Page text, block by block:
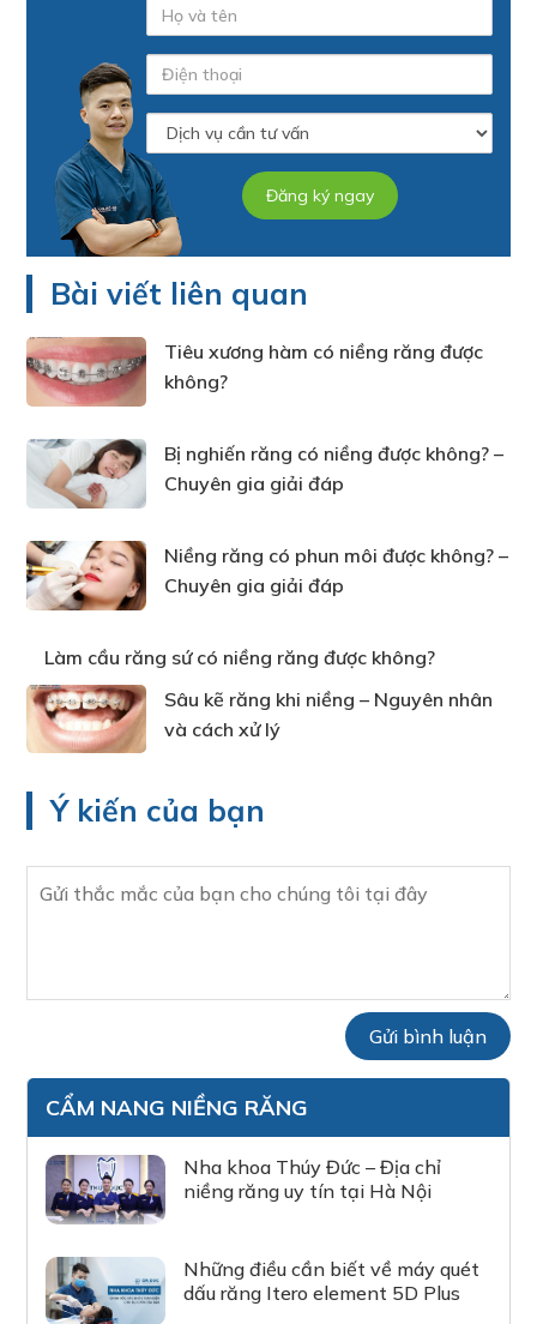
Bài viết liên quan
Tiêu xương hàm có niềng răng được
không?
Bị nghiến răng có niềng được không? –
Chuyên gia giải đáp
Niềng răng có phun môi được không? –
Chuyên gia giải đáp
Làm cầu răng sứ có niềng răng được không?
Sâu kẽ răng khi niềng – Nguyên nhân
và cách xử lý
Ý kiến của bạn
CẨM NANG NIỀNG RĂNG
Nha khoa Thúy Đức – Địa chỉ
niềng răng uy tín tại Hà Nội
Những điều cần biết về máy quét
dấu răng Itero element 5D Plus